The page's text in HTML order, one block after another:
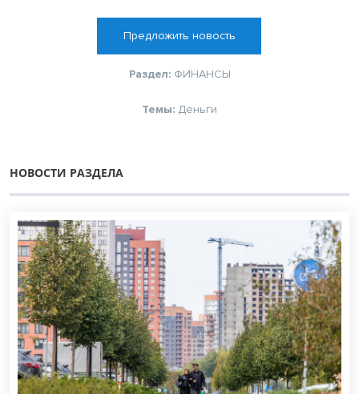
Предложить новость
Раздел: ФИНАНСЫ
Темы: Деньги
НОВОСТИ РАЗДЕЛА